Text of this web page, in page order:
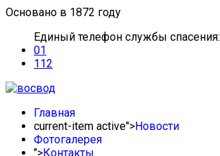
Основано в 1872 году
Единый телефон службы спасения:
01
112
Главная
current-item active">Новости
Фотогалерея
">Контакты